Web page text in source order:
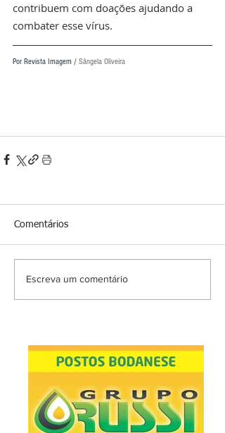
contribuem com doações ajudando a
combater esse vírus.
Por Revista Imagem / Sângela Oliveira
Comentários
Escreva um comentário